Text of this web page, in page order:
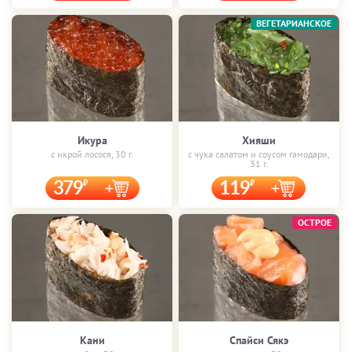
Икура
с икрой лосося, 30 г.
379
Хияши
с чука салатом и соусом гамодари,
31 г.
119
ВЕГЕТАРИАНСКОЕ
Кани Спайси Сякэ
ОСТРОЕ